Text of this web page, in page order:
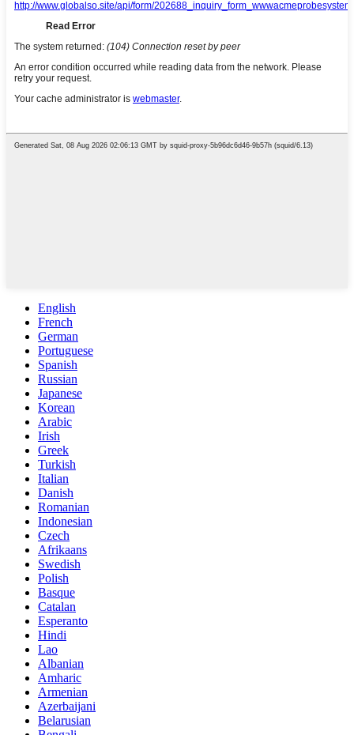
English
French
German
Portuguese
Spanish
Russian
Japanese
Korean
Arabic
Irish
Greek
Turkish
Italian
Danish
Romanian
Indonesian
Czech
Afrikaans
Swedish
Polish
Basque
Catalan
Esperanto
Hindi
Lao
Albanian
Amharic
Armenian
Azerbaijani
Belarusian